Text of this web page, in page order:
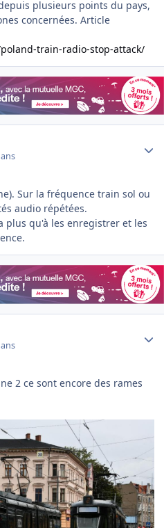
plusieurs points du pays,
concernées. Article
train-radio-stop-attack/
Sur la fréquence train sol ou
audio répétées.
plus qu'à les enregistrer et les
2 ce sont encore des rames